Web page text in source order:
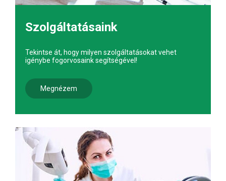
Szolgáltatásaink
Tekintse át, hogy milyen szolgáltatásokat vehet
igénybe fogorvosaink segítségével!
Megnézem